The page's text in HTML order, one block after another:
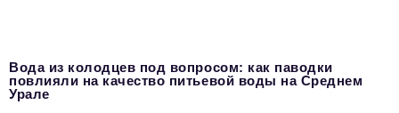
Вода из колодцев под вопросом: как паводки
повлияли на качество питьевой воды на Среднем
Урале